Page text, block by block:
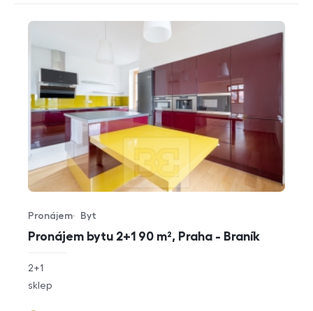
Pronájem bytu 2+1 90 m², Praha - Braník
Typ nabídky
Pronájem
Typ nemovitosti
Byt
rozměry
2+1
funkce
sklep